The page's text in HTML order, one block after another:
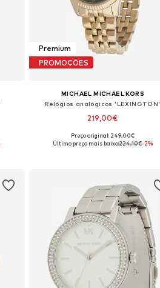
Premium
PROMOÇÕES
MICHAEL MICHAEL KORS
Relógios analógicos 'LEXINGTON'
219,00€
Tamanhos disponíveis: One Size
Preço original: 249,00€
Último preço mais baixo:224,10€-2%